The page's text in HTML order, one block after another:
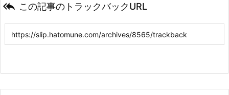
 この記事のトラックバックURL